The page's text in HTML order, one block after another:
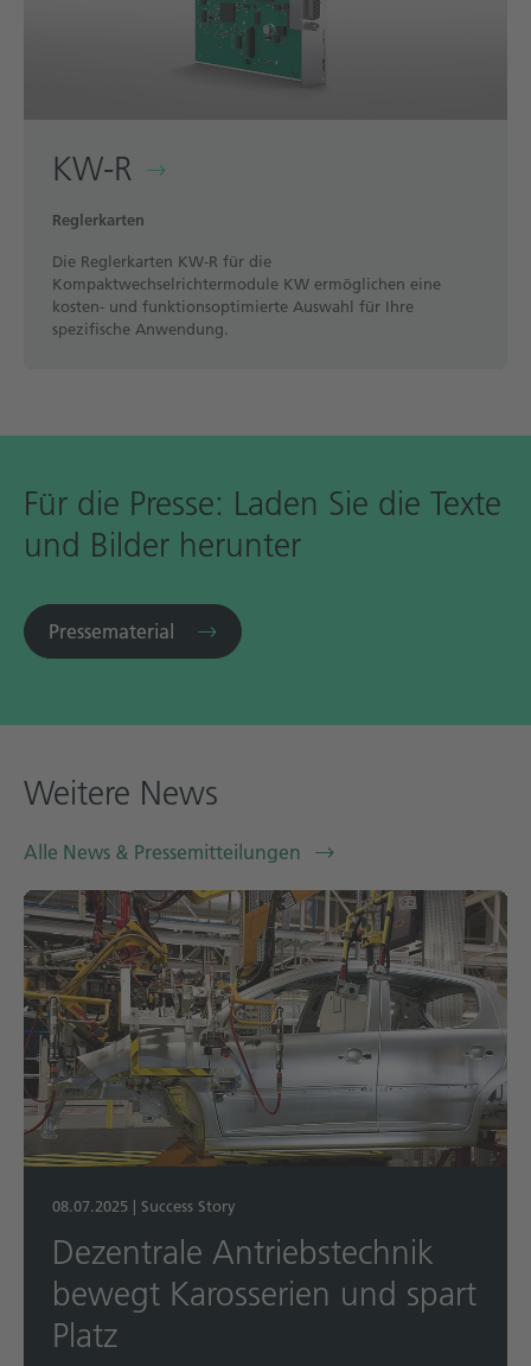
KW-R
Reglerkarten
Die Reglerkarten KW-R für die
Kompaktwechselrichtermodule KW ermöglichen eine
kosten- und funktionsoptimierte Auswahl für Ihre
spezifische Anwendung.
Für die Presse: Laden Sie die Texte
und Bilder herunter
Pressematerial
Weitere News
Alle News & Pressemitteilungen
08.07.2025 | Success Story
Dezentrale Antriebstechnik
bewegt Karosserien und spart
Platz